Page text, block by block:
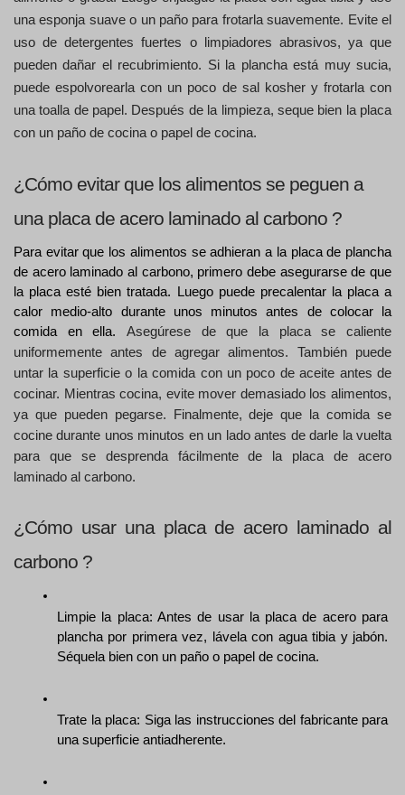
una esponja suave o un paño para frotarla suavemente. Evite el
uso de detergentes fuertes o limpiadores abrasivos, ya que
pueden dañar el recubrimiento. Si la plancha está muy sucia,
puede espolvorearla con un poco de sal kosher y frotarla con
una toalla de papel. Después de la limpieza, seque bien la placa
con un paño de cocina o papel de cocina.
¿Cómo evitar que los alimentos se peguen a
una placa de acero laminado al carbono ?
Para evitar que los alimentos se adhieran a la placa de plancha
de acero laminado al carbono, primero debe asegurarse de que
la placa esté bien tratada. Luego puede precalentar la placa a
calor medio-alto durante unos minutos antes de colocar la
comida en ella. Asegúrese de que la placa se caliente
uniformemente antes de agregar alimentos. También puede
untar la superficie o la comida con un poco de aceite antes de
cocinar. Mientras cocina, evite mover demasiado los alimentos,
ya que pueden pegarse. Finalmente, deje que la comida se
cocine durante unos minutos en un lado antes de darle la vuelta
para que se desprenda fácilmente de la placa de acero
laminado al carbono.
¿Cómo usar una placa de acero laminado al
carbono ?
Limpie la placa: Antes de usar la placa de acero para
plancha por primera vez, lávela con agua tibia y jabón.
Séquela bien con un paño o papel de cocina.
Trate la placa: Siga las instrucciones del fabricante para
una superficie antiadherente.